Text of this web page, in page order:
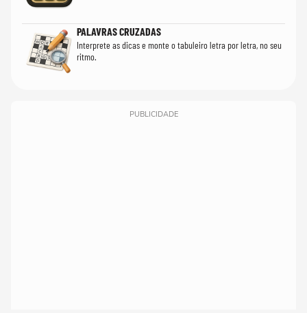
PALAVRAS CRUZADAS
Interprete as dicas e monte o tabuleiro letra por letra, no seu
ritmo.
PUBLICIDADE